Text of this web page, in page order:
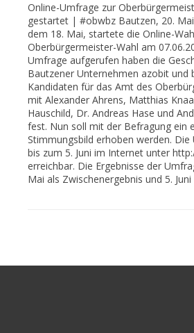
Online-Umfrage zur
gestartet | #obwbz Bautzen, 20.
dem 18. Mai, startete die Online-
Oberbürgermeister-Wahl am
Umfrage aufgerufen haben die
Bautzener Unternehmen azobit und
Kandidaten für das Amt des
mit Alexander Ahrens, Matthias
Hauschild, Dr. Andreas Hase und
fest. Nun soll mit der Befragung ein
Stimmungsbild erhoben werden.
bis zum 5. Juni im Internet unter
erreichbar. Die Ergebnisse der
Mai als Zwischenergebnis und 5. Juni